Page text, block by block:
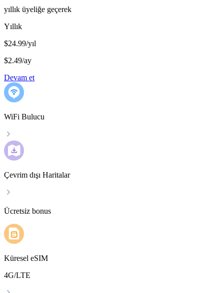
yıllık üyeliğe geçerek
Yıllık
$24.99/yıl
$2.49/ay
Devam et
WiFi Bulucu
Çevrim dışı Haritalar
Ücretsiz bonus
Küresel eSIM
4G/LTE